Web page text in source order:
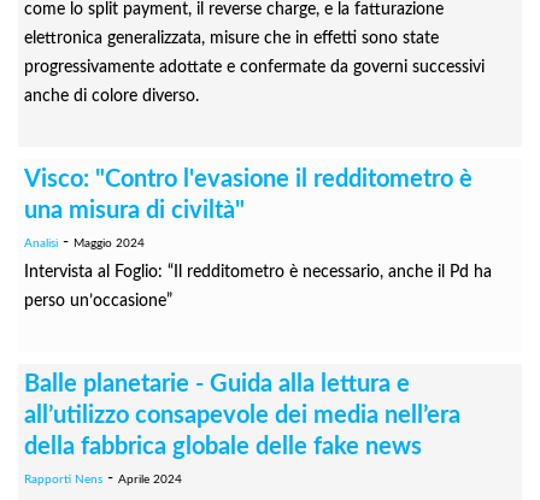
come lo split payment, il reverse charge, e la fatturazione
elettronica generalizzata, misure che in effetti sono state
progressivamente adottate e confermate da governi successivi
anche di colore diverso.
Visco: "Contro l'evasione il redditometro è
una misura di civiltà"
Analisi - Maggio 2024
Intervista al Foglio: “Il red­di­to­me­tro è neces­sa­rio, anche il Pd ha
perso un’occa­sione”
Balle planetarie - Guida alla lettura e
all’utilizzo consapevole dei media nell’era
della fabbrica globale delle fake news
Rapporti Nens - Aprile 2024